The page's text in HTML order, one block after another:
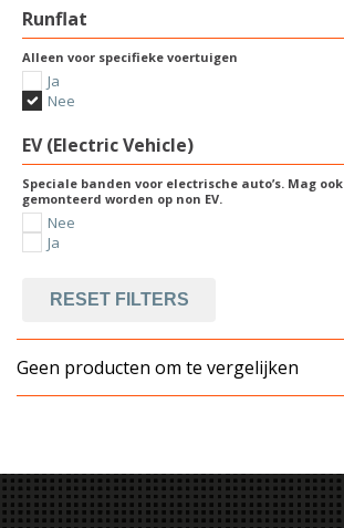
Runflat
Alleen voor specifieke voertuigen
Ja
Nee
EV (Electric Vehicle)
Speciale banden voor electrische auto’s. Mag ook
gemonteerd worden op non EV.
Nee
Ja
RESET FILTERS
Geen producten om te vergelijken